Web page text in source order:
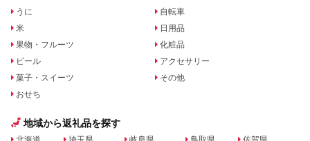
うに
米
果物・フルーツ
ビール
菓子・スイーツ
おせち
自転車
日用品
化粧品
アクセサリー
その他
地域から返礼品を探す